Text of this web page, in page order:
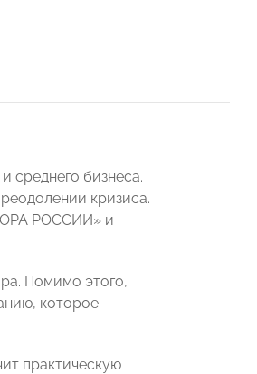
среднего бизнеса.
кризиса.
РОССИИ» и
Помимо этого,
которое
практическую